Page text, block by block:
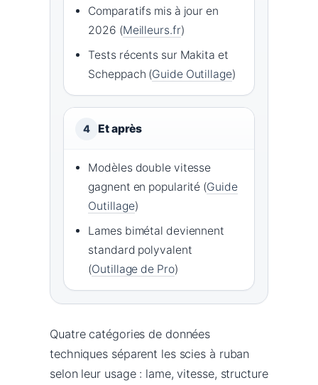
Comparatifs mis à jour en
2026 (Meilleurs.fr)
Tests récents sur Makita et
Scheppach (Guide Outillage)
4 Et après
Modèles double vitesse
gagnent en popularité (Guide
Outillage)
Lames bimétal deviennent
standard polyvalent
(Outillage de Pro)
Quatre catégories de données
techniques séparent les scies à ruban
selon leur usage : lame, vitesse, structure